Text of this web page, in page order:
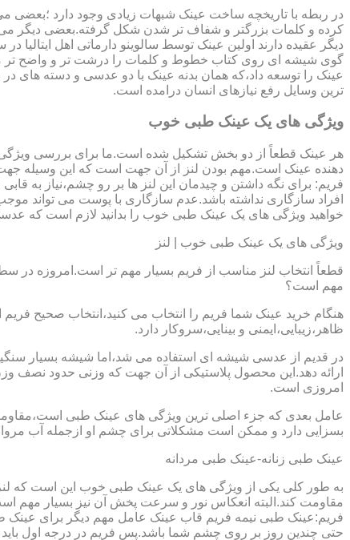
در ربطه با تاریخچه ساخت عینک شبهات زیادی وجود دارد ؛بعضی
کرده و کلمات بزرگتر و شفاف تر شدن شکل گرفته.بعضی دیگر می
عینک را توسعه داد،که همان بدنه عینک با دو عدسی و دسته
ترین وسایل رفع نیازهای انسان درامده است.
ویژگی های یک عینک طبی خوب
هر عینک قطعاً از دو بخش تشکیل شده است.ما برای بررسی
دهنده عینک است.مهم بودن لنز از آن جهت است که این وسیله
فریم: برای نگه داشتن و چیدمان این لنز ها بر رو چشم،نیاز
افراد سازگاری نداشته باشد.عدم سازگاری با پوست می تواند
خواهید ویژگی های یک عینک طبی خوب را بدانید لازم است که عدسی
ویژگی های یک عینک طبی خوب | لنز
قطعاً انتخاب لنز مناسب از فریم بسیار مهم تر است.امروزه در
مهم است؟
هنگام خرید عینک شما فریم را انتخاب می کنید،انتخاب صحیح
ظاهر،زیبایی،ایمنی و بینایی،سروکار دارد.
ارائه دهد.این محصول پلاستیکی از آن جهت که وزنی حدود نصف
امروزی است.
بسزایی دارد و ممکن است مشکلاتی برای چشم او ازجمله آب
عینک طبی زنانه-عینک طبی مردانه
به طور کلی یکی از ویژگی های یک عینک طبی خوب این است که
مقاومت کند.البته انعکاس نور و سرعت پخش آن نیز بسیار مهم
فریم:عینک طبی نیمه فریم قاب عینک عامل مهم دیگر برای
حتی چندین روز بر روی چشم شما باشد.پس فریم در درجه اول